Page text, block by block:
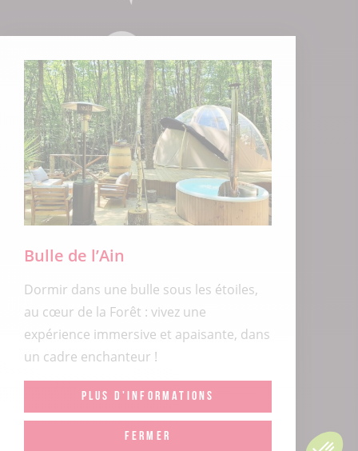
Bulle de l’Ain
Dormir dans une bulle sous les étoiles,
au cœur de la Forêt : vivez une
expérience immersive et apaisante, dans
un cadre enchanteur !
PLUS D'INFORMATIONS
FERMER